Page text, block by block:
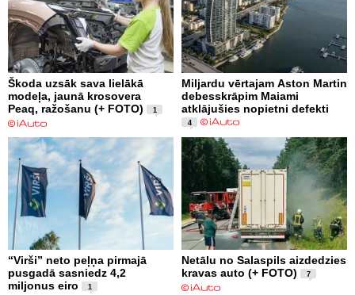
Škoda uzsāk sava lielākā
modeļa, jaunā krosovera
Peaq, ražošanu (+ FOTO)
1
Miljardu vērtajam Aston Martin
debesskrāpim Maiami
atklājušies nopietni defekti
4
“Virši” neto peļņa pirmajā
pusgadā sasniedz 4,2
miljonus eiro
1
Netālu no Salaspils aizdedzies
kravas auto (+ FOTO)
7